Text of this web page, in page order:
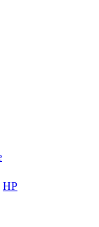
HP